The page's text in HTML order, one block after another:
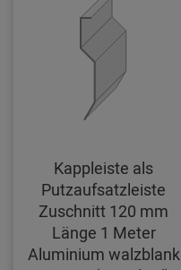
Kappleiste als
Putzaufsatzleiste
Zuschnitt 120 mm
Länge 1 Meter
Aluminium walzblank